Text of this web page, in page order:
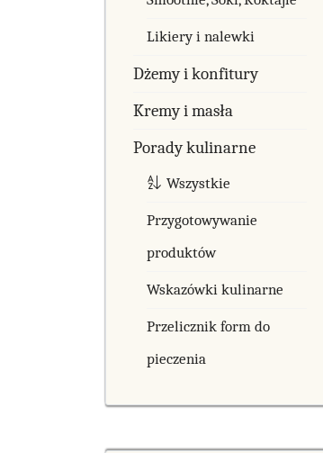
Likiery i nalewki
Dżemy i konfitury
Kremy i masła
Porady kulinarne
Wszystkie
Przygotowywanie
produktów
Wskazówki kulinarne
Przelicznik form do
pieczenia